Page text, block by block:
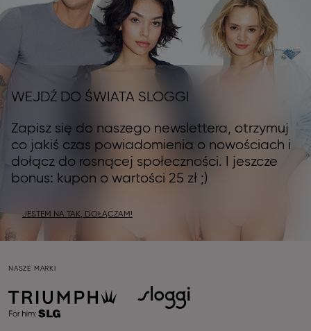
WEJDŹ DO ŚWIATA SLOGGI
Zapisz się do naszego newslettera, otrzymuj
co jakiś czas powiadomienia o nowościach i
dołącz do rosnącej społeczności. I jeszcze
bonus: kupon o wartości 25 zł ;)
JESTEM NA TAK, DOŁĄCZAM!
NASZE MARKI